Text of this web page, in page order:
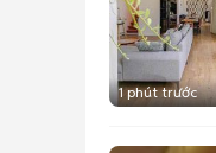
1 phút trước